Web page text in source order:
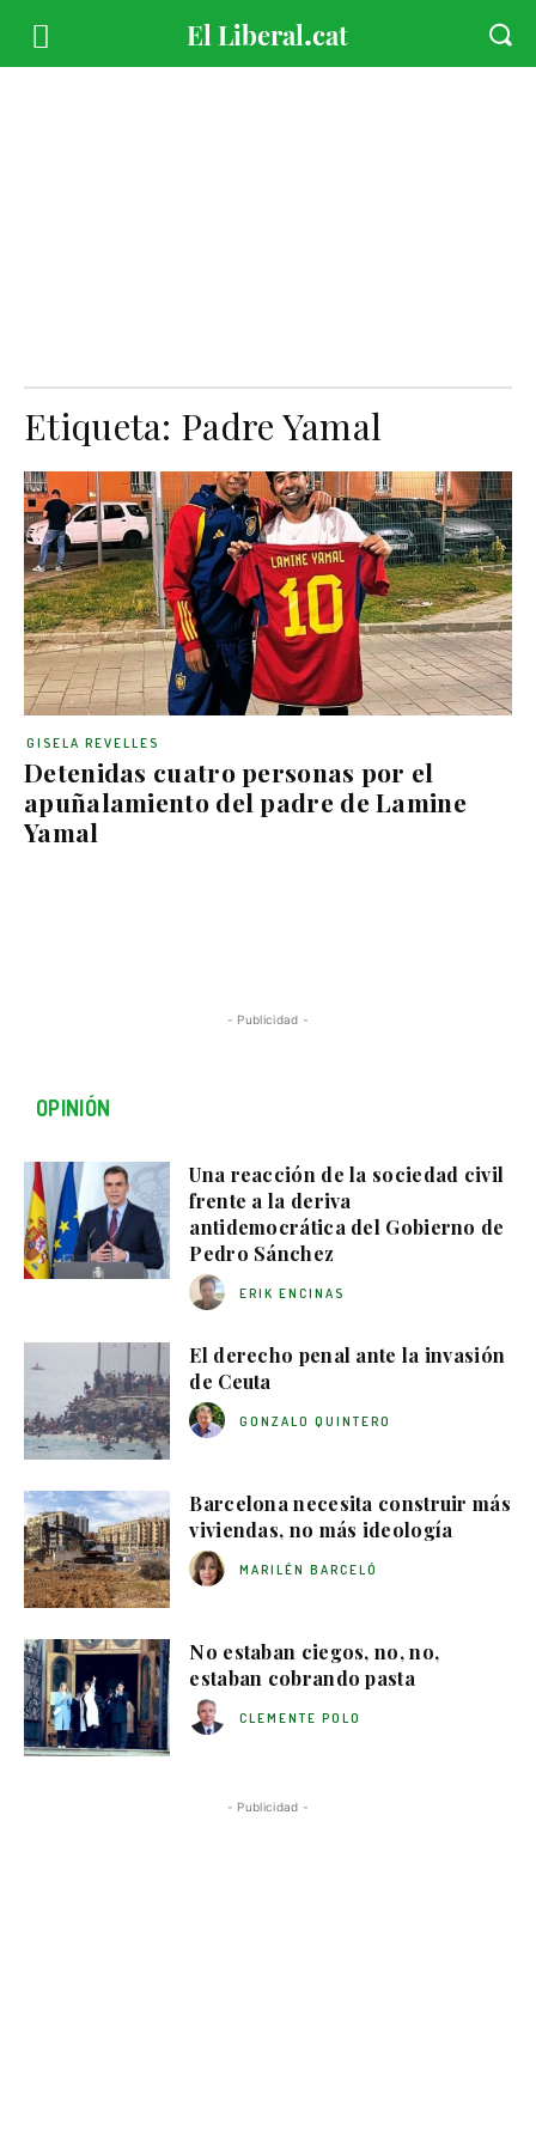
Etiqueta: Padre Yamal
Detenidas cuatro personas por el
apuñalamiento del padre de Lamine
Yamal
GISELA REVELLES
- Publicidad -
OPINIÓN
Una reacción de la sociedad civil
frente a la deriva
antidemocrática del Gobierno de
Pedro Sánchez
ERIK ENCINAS
El derecho penal ante la invasión
de Ceuta
GONZALO QUINTERO
Barcelona necesita construir más
viviendas, no más ideología
MARILÉN BARCELÓ
No estaban ciegos, no, no,
estaban cobrando pasta
CLEMENTE POLO
- Publicidad -